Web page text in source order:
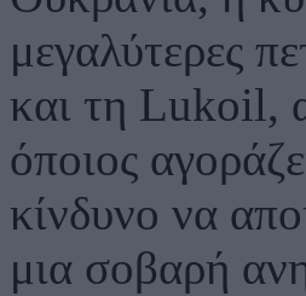
μεγαλύτερες
και τη Lukoil,
όποιος
κίνδυνο να
μια σοβαρή